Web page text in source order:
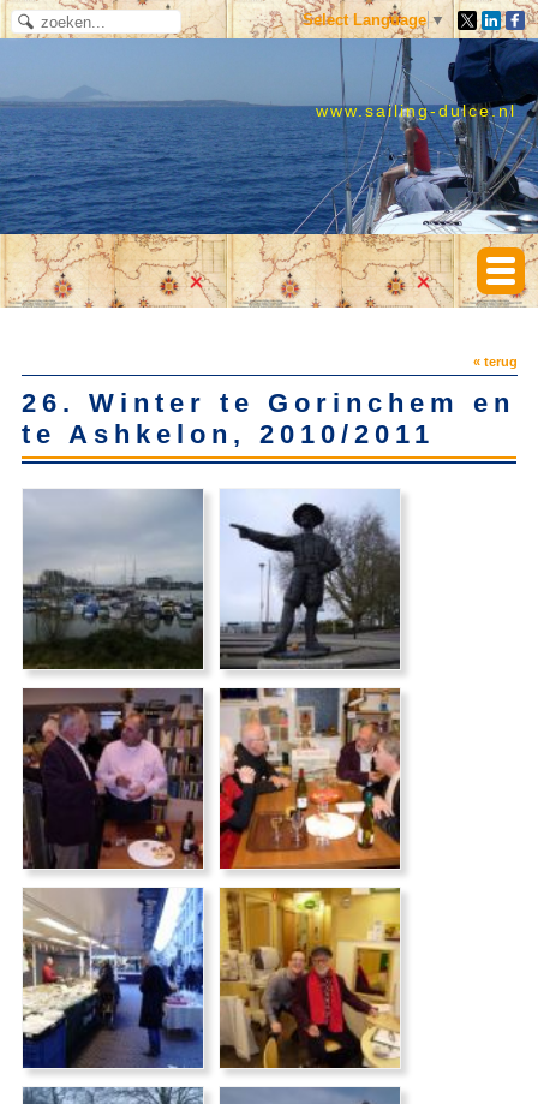
Select Language ▼
www.sailing-dulce.nl
« terug
26. Winter te Gorinchem en
te Ashkelon, 2010/2011